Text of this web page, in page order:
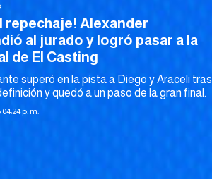
repechaje! Alexander
al jurado y logró pasar a la
de El Casting
superó en la pista a Diego y Araceli tras
y quedó a un paso de la gran final.
p. m.